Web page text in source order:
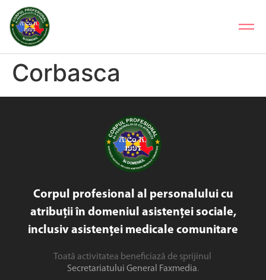
Corbasca
Corpul profesional al personalului cu
atribuții în domeniul asistenței sociale,
inclusiv asistenței medicale comunitare
Toată activitatea beneficiază de sprijinul
Secretariatului General Faxmedia.